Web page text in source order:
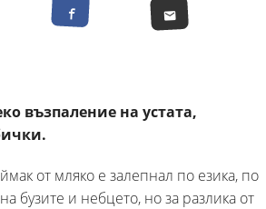
възпаление на устата,
от мляко е залепнал по езика, по
бузите и небцето, но за разлика от